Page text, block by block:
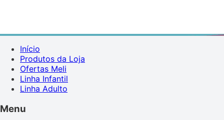
Início
Produtos da Loja
Ofertas Meli
Linha Infantil
Linha Adulto
Menu